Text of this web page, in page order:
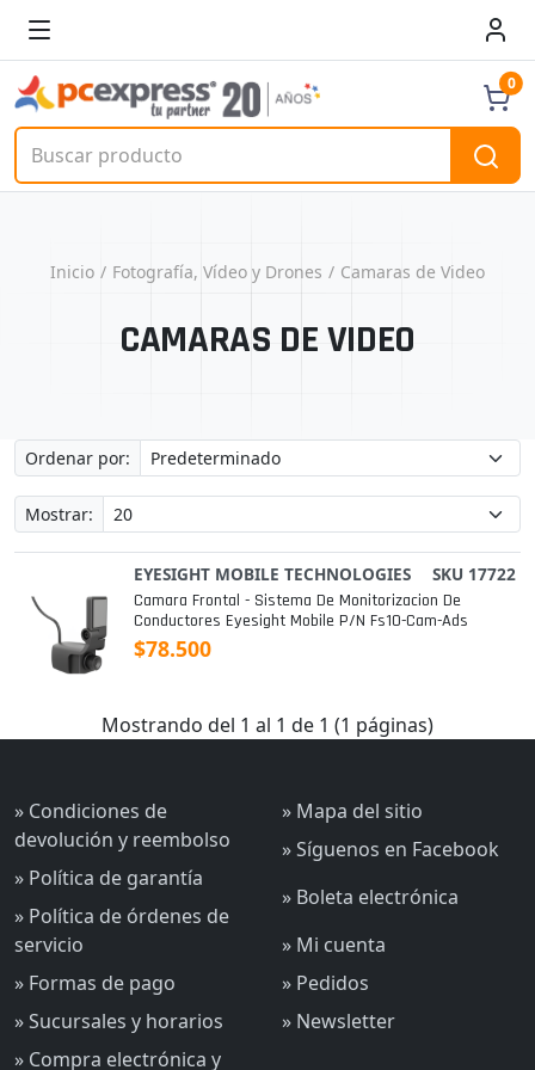
0
Inicio Fotografía, Vídeo y Drones Camaras de Video
CAMARAS DE VIDEO
Ordenar por:
Mostrar:
EYESIGHT MOBILE TECHNOLOGIES SKU 17722
Camara Frontal - Sistema De Monitorizacion De
Conductores Eyesight Mobile P/n Fs10-Cam-Ads
$78.500
Mostrando del 1 al 1 de 1 (1 páginas)
» Condiciones de
devolución y reembolso
» Política de garantía
» Política de órdenes de
servicio
» Formas de pago
» Sucursales y horarios
» Compra electrónica y
» Mapa del sitio
» Síguenos en Facebook
» Boleta electrónica
» Mi cuenta
» Pedidos
» Newsletter